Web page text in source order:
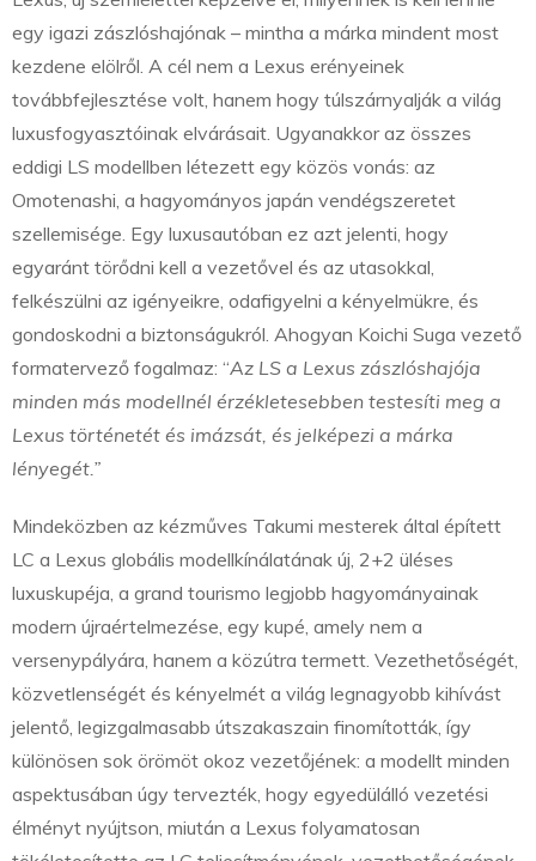
egy igazi zászlóshajónak – mintha a márka mindent most
kezdene elölről. A cél nem a Lexus erényeinek
továbbfejlesztése volt, hanem hogy túlszárnyalják a világ
luxusfogyasztóinak elvárásait. Ugyanakkor az összes
eddigi LS modellben létezett egy közös vonás: az
Omotenashi, a hagyományos japán vendégszeretet
szellemisége. Egy luxusautóban ez azt jelenti, hogy
egyaránt törődni kell a vezetővel és az utasokkal,
felkészülni az igényeikre, odafigyelni a kényelmükre, és
gondoskodni a biztonságukról. Ahogyan Koichi Suga vezető
formatervező fogalmaz: “Az LS a Lexus zászlóshajója
minden más modellnél érzékletesebben testesíti meg a
Lexus történetét és imázsát, és jelképezi a márka
lényegét.”
Mindeközben az kézműves Takumi mesterek által épített
LC a Lexus globális modellkínálatának új, 2+2 üléses
luxuskupéja, a grand tourismo legjobb hagyományainak
modern újraértelmezése, egy kupé, amely nem a
versenypályára, hanem a közútra termett. Vezethetőségét,
közvetlenségét és kényelmét a világ legnagyobb kihívást
jelentő, legizgalmasabb útszakaszain finomították, így
különösen sok örömöt okoz vezetőjének: a modellt minden
aspektusában úgy tervezték, hogy egyedülálló vezetési
élményt nyújtson, miután a Lexus folyamatosan